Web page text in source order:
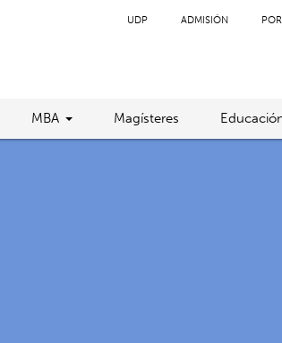
UDP ADMISIÓN
MBA Magísteres